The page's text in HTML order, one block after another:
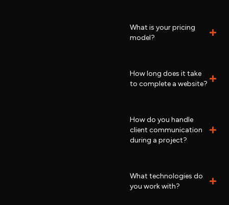
What is your pricing
model?
How long does it take
to complete a website?
How do you handle
client communication
during a project?
What technologies do
you work with?